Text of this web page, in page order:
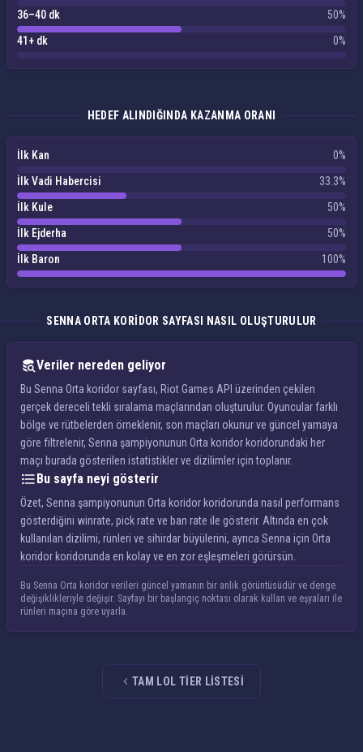
36–40 dk
50%
41+ dk
0%
HEDEF ALINDIĞINDA KAZANMA ORANI
İlk Kan
0%
İlk Vadi Habercisi
33.3%
İlk Kule
50%
İlk Ejderha
50%
İlk Baron
100%
SENNA ORTA KORIDOR SAYFASI NASIL OLUŞTURULUR
Veriler nereden geliyor
Bu Senna Orta koridor sayfası, Riot Games API üzerinden çekilen
gerçek dereceli tekli sıralama maçlarından oluşturulur. Oyuncular farklı
bölge ve rütbelerden örneklenir, son maçları okunur ve güncel yamaya
göre filtrelenir, Senna şampiyonunun Orta koridor koridorundaki her
maçı burada gösterilen istatistikler ve dizilimler için toplanır.
Bu sayfa neyi gösterir
Özet, Senna şampiyonunun Orta koridor koridorunda nasıl performans
gösterdiğini winrate, pick rate ve ban rate ile gösterir. Altında en çok
kullanılan dizilimi, rünleri ve sihirdar büyülerini, ayrıca Senna için Orta
koridor koridorunda en kolay ve en zor eşleşmeleri görürsün.
Bu Senna Orta koridor verileri güncel yamanın bir anlık görüntüsüdür ve denge
değişiklikleriyle değişir. Sayfayı bir başlangıç noktası olarak kullan ve eşyaları ile
rünleri maçına göre uyarla.
TAM LOL TIER LISTESI